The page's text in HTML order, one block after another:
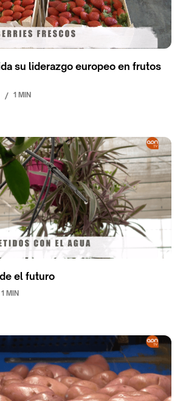
su liderazgo europeo en frutos
/ 1 MIN
el futuro
1 MIN